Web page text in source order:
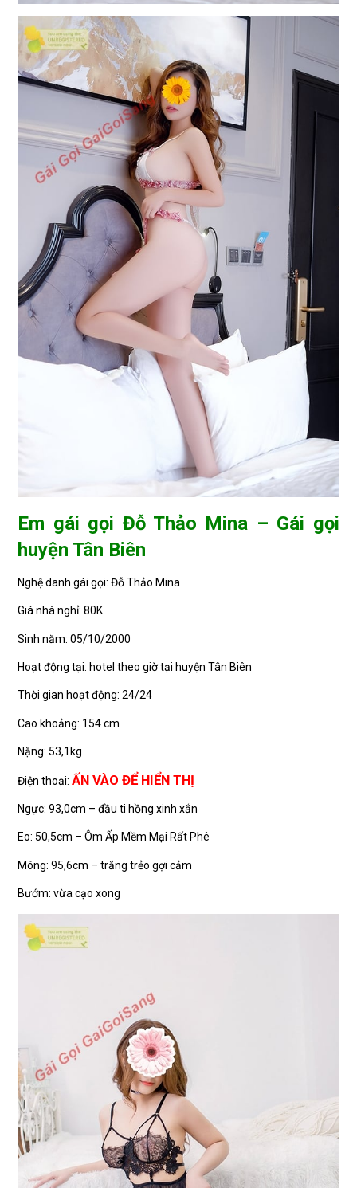
Em gái gọi Đỗ Thảo Mina – Gái gọi
huyện Tân Biên
Nghệ danh gái gọi: Đỗ Thảo Mina
Giá nhà nghỉ: 80K
Sinh năm: 05/10/2000
Hoạt động tại: hotel theo giờ tại huyện Tân Biên
Thời gian hoạt động: 24/24
Cao khoảng: 154 cm
Nặng: 53,1kg
Điện thoại:ẤN VÀO ĐỂ HIỂN THỊ
Ngực: 93,0cm – đầu ti hồng xinh xắn
Eo: 50,5cm – Ôm Ấp Mềm Mại Rất Phê
Mông: 95,6cm – trắng trẻo gợi cảm
Bướm: vừa cạo xong